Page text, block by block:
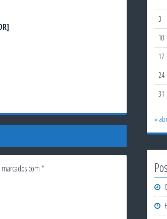
com *
3
10
17
24
31
« abr